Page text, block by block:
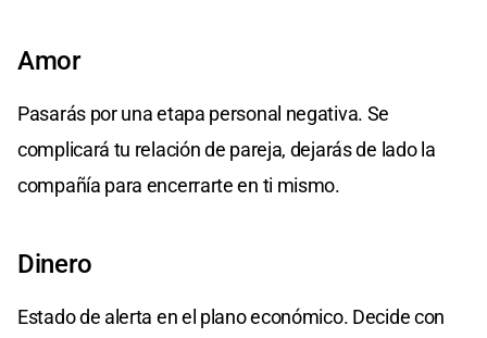
Amor
Pasarás por una etapa personal negativa. Se
complicará tu relación de pareja, dejarás de lado la
compañía para encerrarte en ti mismo.
Dinero
Estado de alerta en el plano económico. Decide con